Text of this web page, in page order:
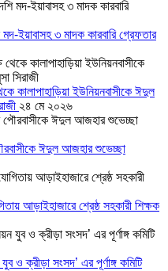
ইয়াবাসহ ৩ মাদক কারবারি গ্রেফতার
কালাপাহাড়িয়া ইউনিয়নবাসীকে ঈদুল
২৪ মে ২০২৬
ঈদুল আজহার শুভেচ্ছা
আড়াইহাজারে শ্রেষ্ঠ সহকারী শিক্ষক
ও ক্রীড়া সংসদ’ এর পূর্ণাঙ্গ কমিটি